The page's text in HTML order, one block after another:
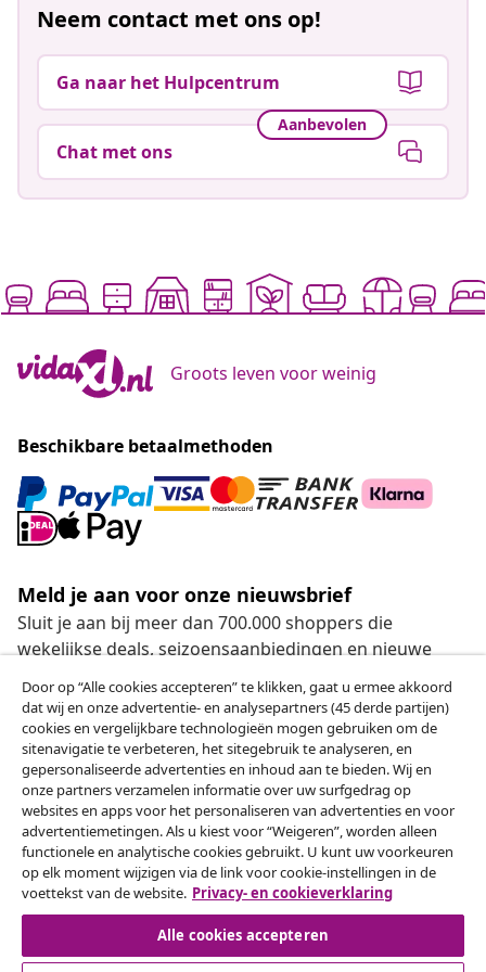
Neem contact met ons op!
Ga naar het Hulpcentrum
Aanbevolen
Chat met ons
Groots leven voor weinig
Beschikbare betaalmethoden
Meld je aan voor onze nieuwsbrief
Sluit je aan bij meer dan 700.000 shoppers die
wekelijkse deals, seizoensaanbiedingen en nieuwe
Onze sociale media
Herroeping van de overeenkomst
Een annulering voor je bestelling indienen
Herroeping van de overeenkomst
Door op “Alle cookies accepteren” te klikken, gaat u ermee akkoord
dat wij en onze advertentie- en analysepartners (45 derde partijen)
cookies en vergelijkbare technologieën mogen gebruiken om de
sitenavigatie te verbeteren, het sitegebruik te analyseren, en
gepersonaliseerde advertenties en inhoud aan te bieden. Wij en
onze partners verzamelen informatie over uw surfgedrag op
websites en apps voor het personaliseren van advertenties en voor
advertentiemetingen. Als u kiest voor “Weigeren”, worden alleen
functionele en analytische cookies gebruikt. U kunt uw voorkeuren
op elk moment wijzigen via de link voor cookie-instellingen in de
voettekst van de website. Privacy- en cookieverklaring
Alle cookies accepteren